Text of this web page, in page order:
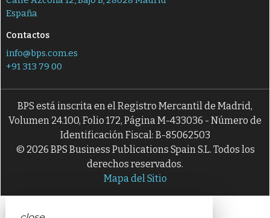
España
Contactos
info@bps.com.es
+91 313 79 00
BPS está inscrita en el Registro Mercantil de Madrid,
Volumen 24.100, Folio 172, Página M-433036 - Número de
Identificación Fiscal: B-85062503
© 2026 BPS Business Publications Spain S.L. Todos los
derechos reservados.
Mapa del Sitio